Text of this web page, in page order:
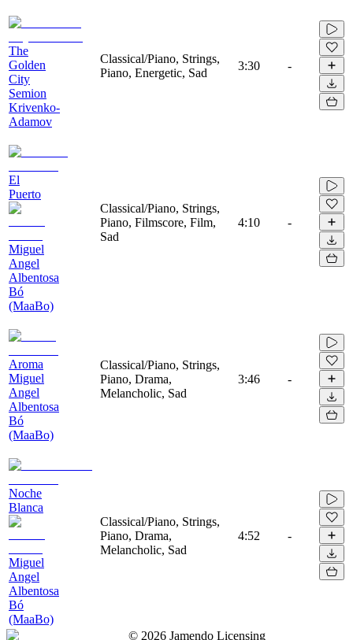
The
Golden
City
Semion
Krivenko-
Adamov
Classical/Piano, Strings,
Piano, Energetic, Sad
3:30 -
El
Puerto
Miguel
Angel
Albentosa
Bó
(MaaBo)
Classical/Piano, Strings,
Piano, Filmscore, Film,
Sad
4:10 -
Aroma
Miguel
Angel
Albentosa
Bó
(MaaBo)
Classical/Piano, Strings,
Piano, Drama,
Melancholic, Sad
3:46 -
Noche
Blanca
Miguel
Angel
Albentosa
Bó
(MaaBo)
Classical/Piano, Strings,
Piano, Drama,
Melancholic, Sad
4:52 -
© 2026 Jamendo Licensing